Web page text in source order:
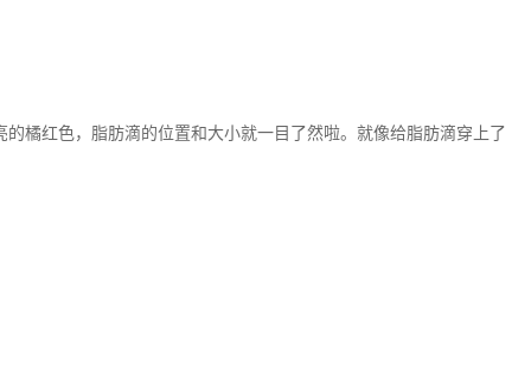
橘红色，脂肪滴的位置和大小就一目了然啦。就像给脂肪滴穿上了